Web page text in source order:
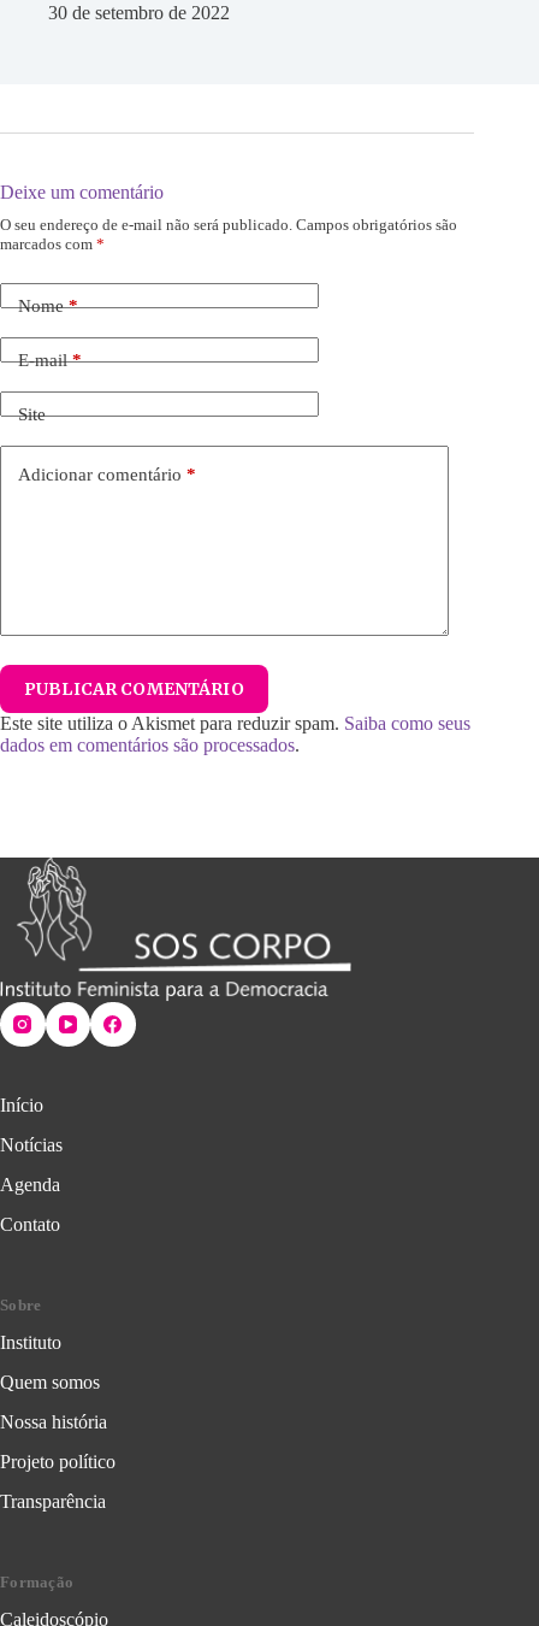
30 de setembro de 2022
Deixe um comentário
O seu endereço de e-mail não será publicado. Campos obrigatórios são
marcados com *
Nome*
E-mail*
Site
Adicionar comentário *
PUBLICAR COMENTÁRIO
Este site utiliza o Akismet para reduzir spam. Saiba como seus
dados em comentários são processados.
Início
Notícias
Agenda
Contato
Sobre
Instituto
Quem somos
Nossa história
Projeto político
Transparência
Formação
Caleidoscópio